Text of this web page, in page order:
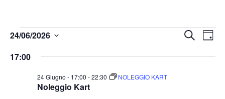
Cerca
24/06/2026
la
17:00
Noleggio Kart
24 Giugno - 17:00 -22:30 NOLEGGIO KART